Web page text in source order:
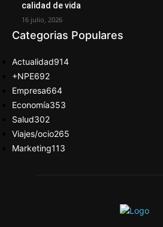
calidad de vida
16 julio, 2026
Categorias Populares
Actualidad914
+NPE692
Empresa664
Economía353
Salud302
Viajes/ocio265
Marketing113